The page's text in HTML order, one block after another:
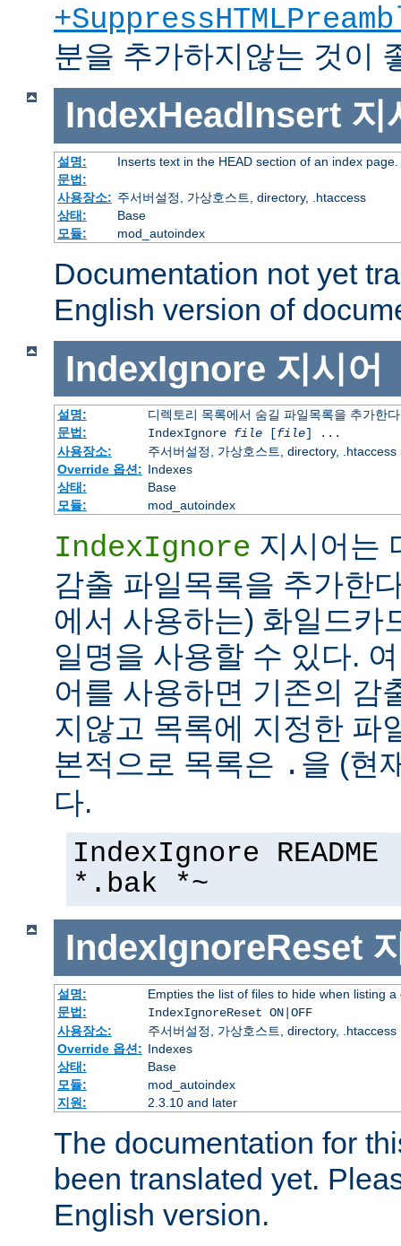
분을 추가하지않는 것이
IndexHeadInsert 지
설명:
Inserts text in the HEAD section of an index page.
문법:
사용장소: 주서버설정, 가상호스트, directory, .htaccess
상태:
Base
모듈:
mod_autoindex
Documentation not yet
English version of
IndexIgnore 지시어
설명:
디렉토리 목록에서 숨길 파일목록을 추가한다
문법:
IndexIgnore file[file] ...
사용장소:
주서버설정, 가상호스트, directory, .htaccess
Override 옵션: Indexes
상태:
Base
모듈:
mod_autoindex
IndexIgnore 지시어는
감출 파일목록을 추가한
에서 사용하는) 화일드카
일명을 사용할 수 있다.
어를 사용하면 기존의 감
지않고 목록에 지정한 파
본적으로 목록은 . 을 (현
다.
IndexIgnore
*.bak *~
IndexIgnoreReset
설명:
Empties the list of files to hide when listing a
문법:
IndexIgnoreReset ON|OFF
사용장소:
주서버설정, 가상호스트, directory, .htaccess
Override 옵션: Indexes
상태:
Base
모듈:
mod_autoindex
지원:
2.3.10 and later
The documentation for
been translated yet.
English version.